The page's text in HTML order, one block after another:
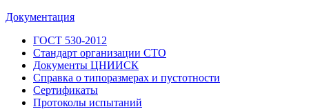
Документация
ГОСТ 530-2012
Стандарт организации СТО
Документы ЦНИИСК
Справка о типоразмерах и пустотности
Сертификаты
Протоколы испытаний